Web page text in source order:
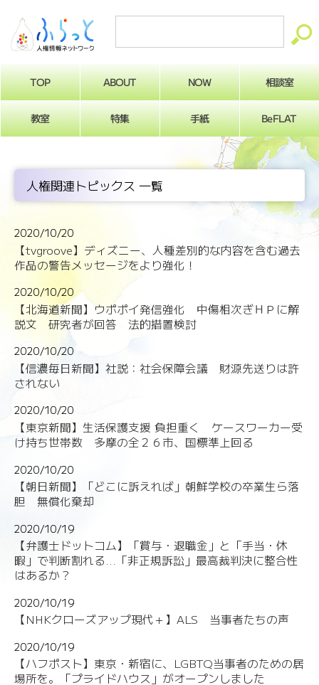
TOP ABOUT NOW 相談室
教室 特集 手紙 BeFLAT
人権関連トピックス 一覧
2020/10/20
【tvgroove】ディズニー、人種差別的な内容を含む過去
作品の警告メッセージをより強化！
2020/10/20
【北海道新聞】ウポポイ発信強化 中傷相次ぎＨＰに解
説文 研究者が回答 法的措置検討
2020/10/20
【信濃毎日新聞】社説：社会保障会議 財源先送りは許
されない
2020/10/20
【東京新聞】生活保護支援 負担重く ケースワーカー受
け持ち世帯数 多摩の全２６市、国標準上回る
2020/10/20
【朝日新聞】「どこに訴えれば」朝鮮学校の卒業生ら落
胆 無償化棄却
2020/10/19
【弁護士ドットコム】「賞与・退職金」と「手当・休
暇」で判断割れる...「非正規訴訟」最高裁判決に整合性
はあるか？
2020/10/19
【NHKクローズアップ現代＋】ALS 当事者たちの声
2020/10/19
【ハフポスト】東京・新宿に、LGBTQ当事者のための居
場所を。「プライドハウス」がオープンしました